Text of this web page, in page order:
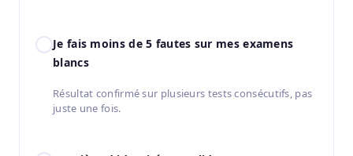
Je fais moins de 5 fautes sur mes examens
blancs
Résultat confirmé sur plusieurs tests consécutifs, pas
juste une fois.